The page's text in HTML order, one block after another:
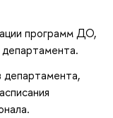
программ ДО,
департамента,